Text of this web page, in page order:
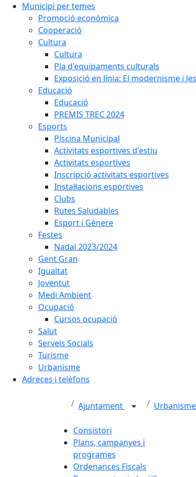
Municipi per temes
Promoció econòmica
Cooperació
Cultura
Cultura
Pla d'equipaments culturals
Exposició en línia: El modernisme i
Educació
Educació
PREMIS TREC 2024
Esports
Piscina Municipal
Activitats esportives d'estiu
Activitats esportives
Inscripció activitats esportives
Instal·lacions esportives
Clubs
Rutes Saludables
Esport i Gènere
Festes
Nadal 2023/2024
Gent Gran
Igualtat
Joventut
Medi Ambient
Ocupació
Cursos ocupació
Salut
Serveis Socials
Turisme
Urbanisme
Adreces i telèfons
Ajuntament
Consistori
Plans, campanyes i
programes
Ordenances Fiscals